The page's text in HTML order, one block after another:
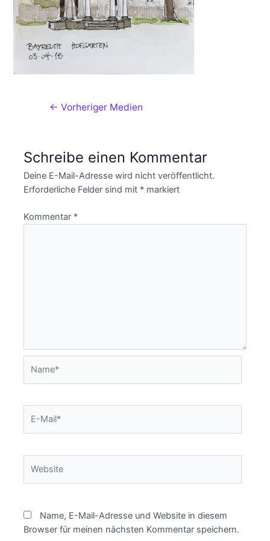
← Vorheriger Medien
Schreibe einen Kommentar
Deine E-Mail-Adresse wird nicht veröffentlicht.
Erforderliche Felder sind mit * markiert
Kommentar *
Mail*
Name, E-Mail-Adresse und Website in diesem
Browser für meinen nächsten Kommentar speichern.